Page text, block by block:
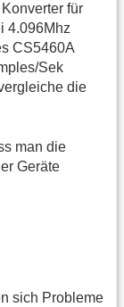
für
4.096Mhz
CS5460A
Sek
die
man die
Geräte
sich Probleme